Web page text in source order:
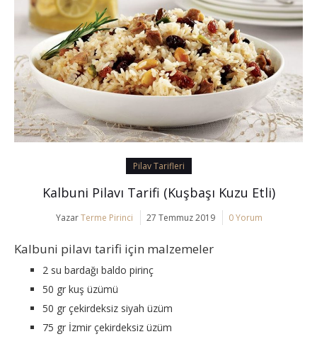
Pilav Tarifleri
Kalbuni Pilavı Tarifi (Kuşbaşı Kuzu Etli)
YazarTerme Pirinci 27 Temmuz 2019 0 Yorum
Kalbuni pilavı tarifi için malzemeler
2 su bardağı baldo pirinç
50 gr kuş üzümü
50 gr çekirdeksiz siyah üzüm
75 gr İzmir çekirdeksiz üzüm